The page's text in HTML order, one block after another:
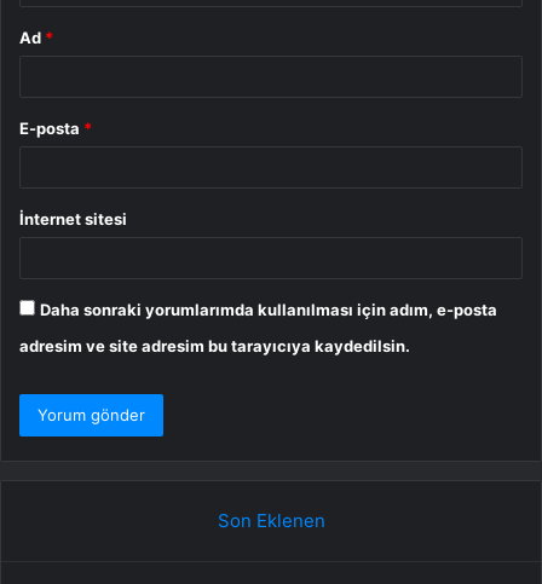
Ad *
E-posta *
İnternet sitesi
Daha sonraki yorumlarımda kullanılması için adım, e-posta
adresim ve site adresim bu tarayıcıya kaydedilsin.
Son Eklenen